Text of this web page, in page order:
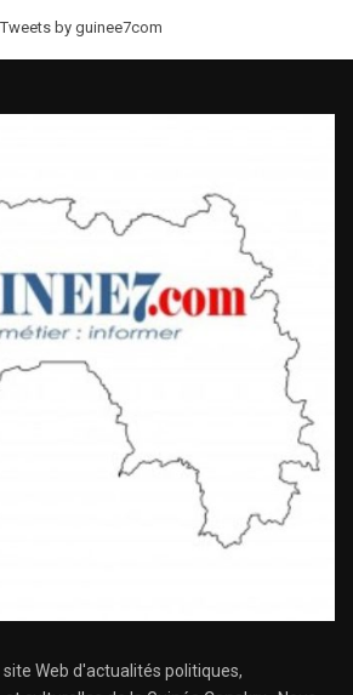
Tweets by guinee7com
Web d'actualités politiques,